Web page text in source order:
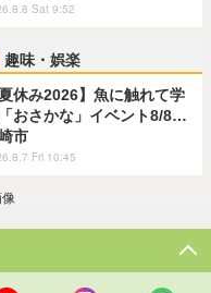
Sat 9:52
趣味・娯楽
夏休み2026】魚に触れて学
おさかな」イベント8/8…
市
Fri 10:45